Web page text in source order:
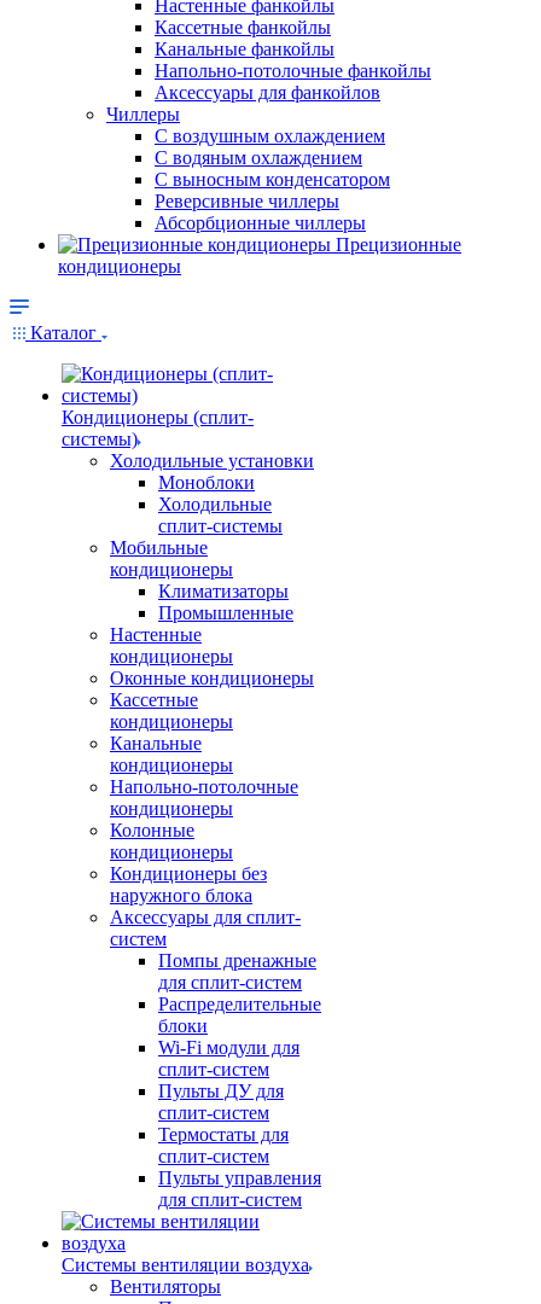
Настенные фанкойлы
Кассетные фанкойлы
Канальные фанкойлы
Напольно-потолочные фанкойлы
Аксессуары для фанкойлов
Чиллеры
С воздушным охлаждением
С водяным охлаждением
С выносным конденсатором
Реверсивные чиллеры
Абсорбционные чиллеры
Прецизионные
кондиционеры
Каталог
Кондиционеры (сплит-
системы)
Холодильные установки
Моноблоки
Холодильные
сплит-системы
Мобильные
кондиционеры
Климатизаторы
Промышленные
Настенные
кондиционеры
Оконные кондиционеры
Кассетные
кондиционеры
Канальные
кондиционеры
Напольно-потолочные
кондиционеры
Колонные
кондиционеры
Кондиционеры без
наружного блока
Аксессуары для сплит-
систем
Помпы дренажные
для сплит-систем
Распределительные
блоки
Wi-Fi модули для
сплит-систем
Пульты ДУ для
сплит-систем
Термостаты для
сплит-систем
Пульты управления
для сплит-систем
Системы вентиляции воздуха
Вентиляторы